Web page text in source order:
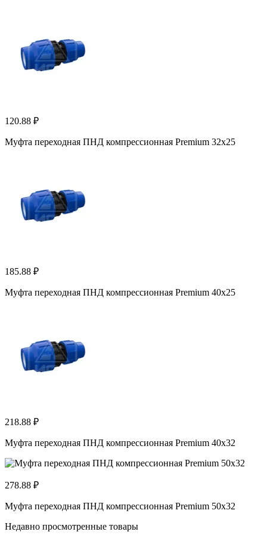
120.88 ₽
Муфта переходная ПНД компрессионная Premium 32x25
185.88 ₽
Муфта переходная ПНД компрессионная Premium 40х25
218.88 ₽
Муфта переходная ПНД компрессионная Premium 40х32
278.88 ₽
Муфта переходная ПНД компрессионная Premium 50х32
Недавно просмотренные товары